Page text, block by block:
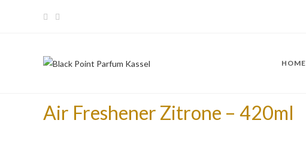
HOME
Air Freshener Zitrone – 420ml